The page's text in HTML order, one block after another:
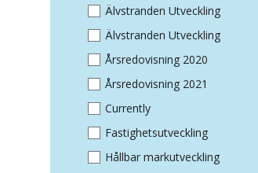
Älvstranden Utveckling
Älvstranden Utveckling
Årsredovisning 2020
Årsredovisning 2021
Currently
Fastighetsutveckling
Hållbar markutveckling